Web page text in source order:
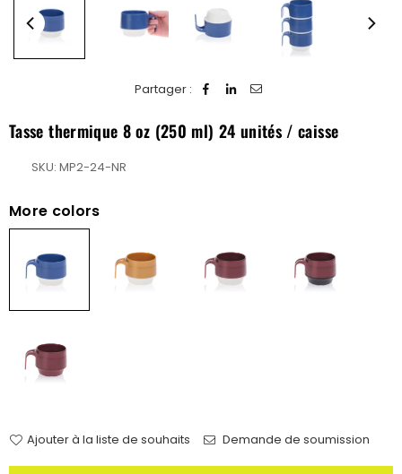
Partager :
Tasse thermique 8 oz (250 ml) 24 unités / caisse
SKU: MP2-24-NR
More colors
Ajouter à la liste de souhaits
Demande de soumission